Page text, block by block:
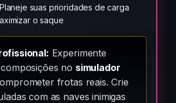
suas prioridades de carga
o saque
Experimente
no simulador
frotas reais. Crie
com as naves inimigas